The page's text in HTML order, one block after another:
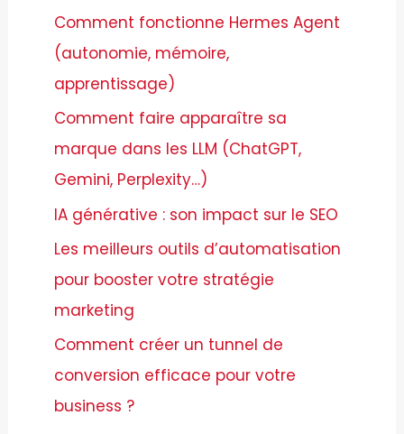
Comment fonctionne Hermes Agent
(autonomie, mémoire,
apprentissage)
Comment faire apparaître sa
marque dans les LLM (ChatGPT,
Gemini, Perplexity…)
IA générative : son impact sur le SEO
Les meilleurs outils d’automatisation
pour booster votre stratégie
marketing
Comment créer un tunnel de
conversion efficace pour votre
business ?